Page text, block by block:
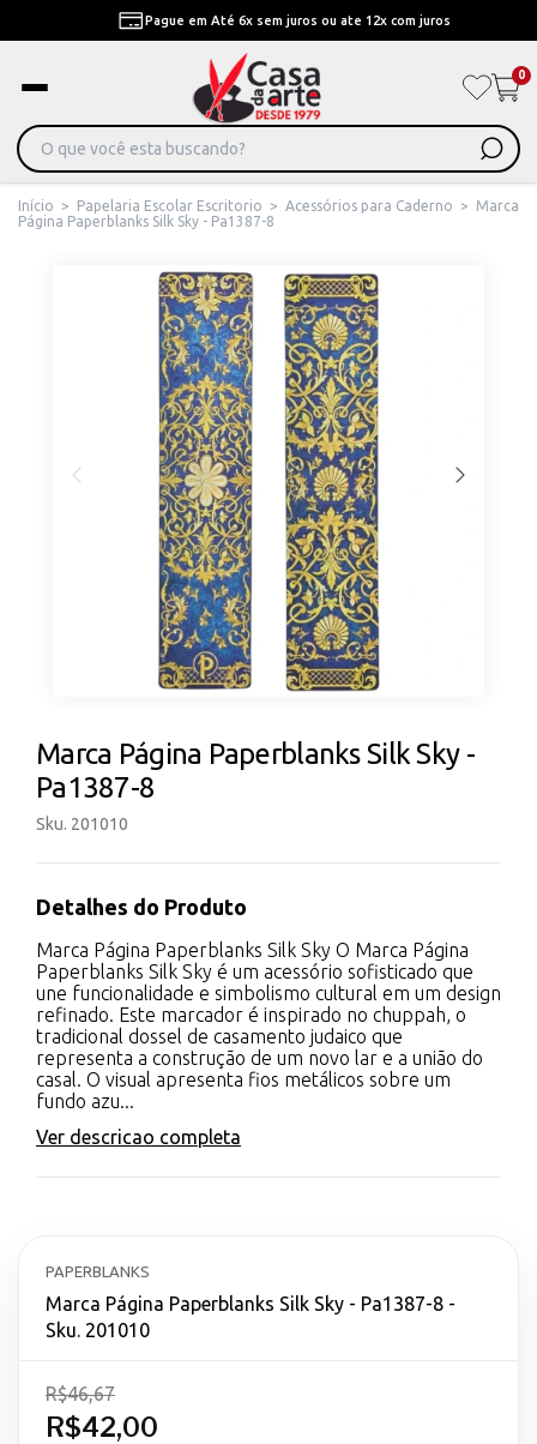
Pague em Até 6x sem juros ou ate 12x com juros
0
Início > Papelaria Escolar Escritorio > Acessórios para Caderno >
Marca
Página Paperblanks Silk Sky - Pa1387-8
Marca Página Paperblanks Silk Sky -
Pa1387-8
Sku. 201010
Detalhes do Produto
Marca Página Paperblanks Silk Sky O Marca Página
Paperblanks Silk Sky é um acessório sofisticado que
une funcionalidade e simbolismo cultural em um design
refinado. Este marcador é inspirado no chuppah, o
tradicional dossel de casamento judaico que
representa a construção de um novo lar e a união do
casal. O visual apresenta fios metálicos sobre um
fundo azu...
Ver descricao completa
PAPERBLANKS
Marca Página Paperblanks Silk Sky - Pa1387-8 -
Sku. 201010
R$42,00
R$46,67